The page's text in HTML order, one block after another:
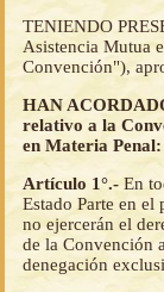
TENIENDO
Asistencia Mutua
Convención"),
HAN
relativo a la
en Materia Penal:
Artículo 1°.- En
Estado Parte en el
no ejercerán el
de la Convención
denegación